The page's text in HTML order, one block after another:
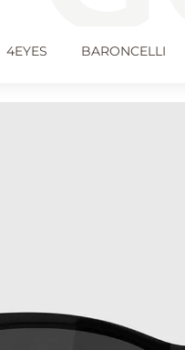
4EYES BARONCELLI